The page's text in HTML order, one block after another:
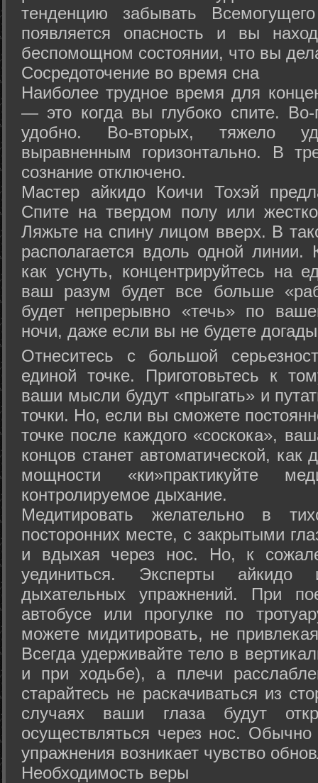
тенденцию забывать
появляется опасность и вы
беспомощном состоянии, что вы
Сосредоточение во время сна
Наиболее трудное время для
— это когда вы глубоко спите.
удобно. Во-вторых, тяжело
выравненным горизонтально. В
сознание отключено.
Мастер айкидо Коичи Тохэй
Спите на твердом полу или
Ляжьте на спину лицом вверх. В
располагается вдоль одной
как уснуть, концентрируйтесь на
ваш разум будет все больше
будет непрерывно «течь» по
ночи, даже если вы не будете
Отнеситесь с большой
единой точке. Приготовьтесь к
ваши мысли будут «прыгать» и
точки. Но, если вы сможете
точке после каждого «соскока»,
концов станет автоматической,
мощности «ки»практикуйте
контролируемое дыхание.
Медитировать желательно в
посторонних месте, с закрытыми
и вдыхая через нос. Но, к
уединиться. Эксперты айкидо
дыхательных упражнений. При
автобусе или прогулке по
можете мидитировать, не
Всегда удерживайте тело в
и при ходьбе), а плечи
старайтесь не раскачиваться из
случаях ваши глаза будут
осуществляться через нос. Обычно
упражнения возникает чувство
Необходимость веры